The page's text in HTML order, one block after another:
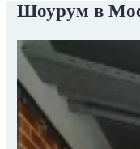
Шоурум в